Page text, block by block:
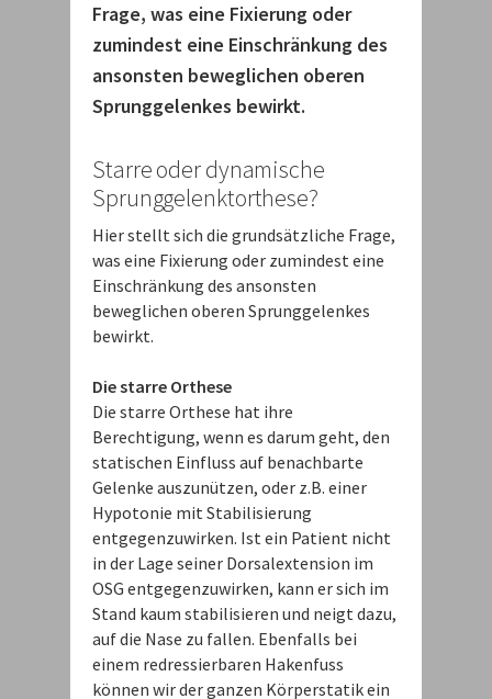
Frage, was eine Fixierung oder
zumindest eine Einschränkung des
ansonsten beweglichen oberen
Sprunggelenkes bewirkt.
Starre oder dynamische
Sprunggelenktorthese?
Hier stellt sich die grundsätzliche Frage,
was eine Fixierung oder zumindest eine
Einschränkung des ansonsten
beweglichen oberen Sprunggelenkes
bewirkt.
Die starre Orthese
Die starre Orthese hat ihre
Berechtigung, wenn es darum geht, den
statischen Einfluss auf benachbarte
Gelenke auszunützen, oder z.B. einer
Hypotonie mit Stabilisierung
entgegenzuwirken. Ist ein Patient nicht
in der Lage seiner Dorsalextension im
OSG entgegenzuwirken, kann er sich im
Stand kaum stabilisieren und neigt dazu,
auf die Nase zu fallen. Ebenfalls bei
einem redressierbaren Hakenfuss
können wir der ganzen Körperstatik ein